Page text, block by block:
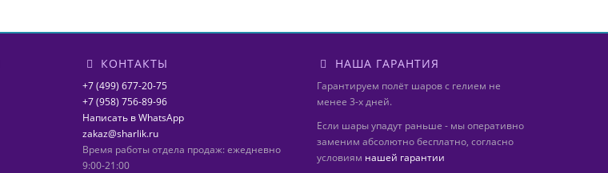
КОНТАКТЫ
+7 (499) 677-20-75
+7 (958) 756-89-96
Написать в WhatsApp
zakaz@sharlik.ru
Время работы отдела продаж: ежедневно
9:00-21:00
НАША ГАРАНТИЯ
Гарантируем полёт шаров с гелием не
менее 3-х дней.
Если шары упадут раньше - мы оперативно
заменим абсолютно бесплатно, согласно
условиям нашей гарантии